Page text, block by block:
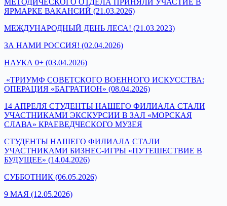
ЯРМАРКЕ ВАКАНСИЙ (21.03.2026)
МЕЖДУНАРОДНЫЙ ДЕНЬ ЛЕСА! (21.03.2023)
ЗА НАМИ РОССИЯ! (02.04.2026)
НАУКА 0+ (03.04.2026)
«ТРИУМФ СОВЕТСКОГО ВОЕННОГО ИСКУССТВА:
ОПЕРАЦИЯ «БАГРАТИОН» (08.04.2026)
14 АПРЕЛЯ СТУДЕНТЫ НАШЕГО ФИЛИАЛА СТАЛИ
УЧАСТНИКАМИ ЭКСКУРСИИ В ЗАЛ «МОРСКАЯ
СЛАВА» КРАЕВЕДЧЕСКОГО МУЗЕЯ
СТУДЕНТЫ НАШЕГО ФИЛИАЛА СТАЛИ
УЧАСТНИКАМИ БИЗНЕС-ИГРЫ «ПУТЕШЕСТВИЕ В
БУДУЩЕЕ» (14.04.2026)
СУББОТНИК (06.05.2026)
9 МАЯ (12.05.2026)